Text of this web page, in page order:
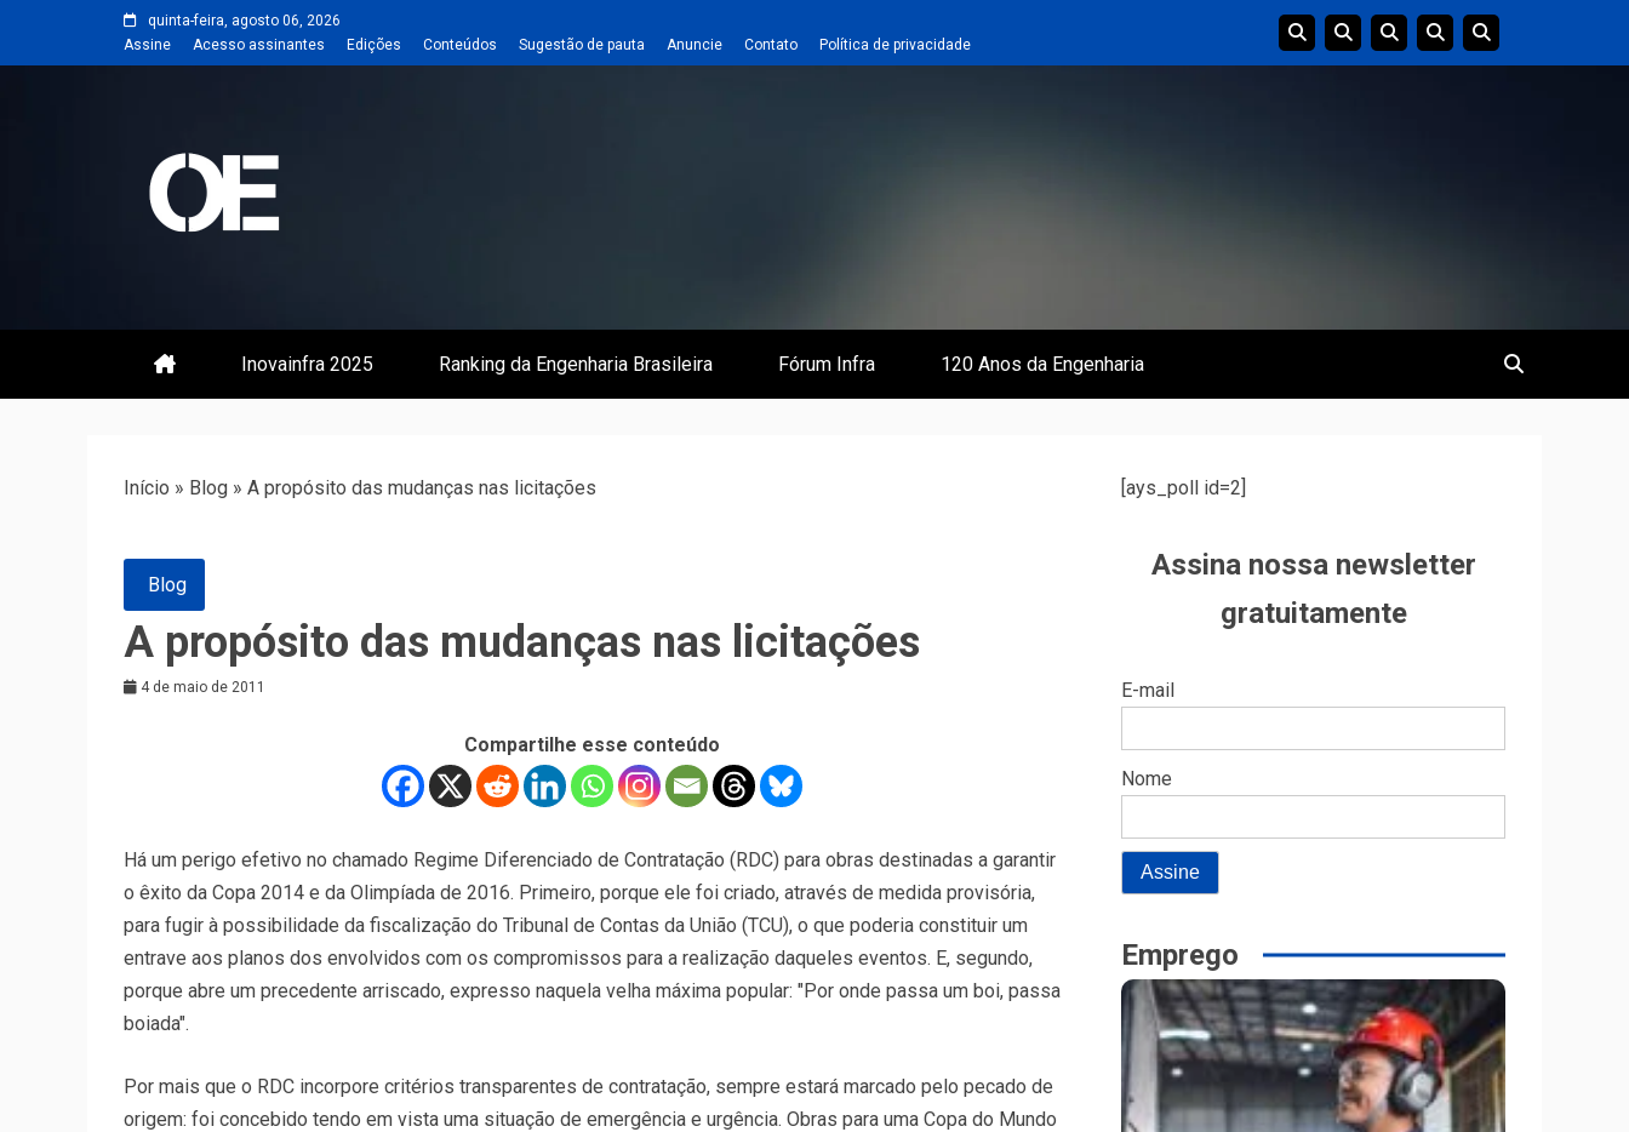
quinta-feira, agosto 06, 2026
Assine
Acesso assinantes Edições Conteúdos Sugestão de pauta Anuncie Contato Política de privacidade
Revista | O Empreiteiro
Inovainfra 2025 Ranking da Engenharia Brasileira Fórum Infra 120 Anos da Engenharia
Início » Blog » A propósito das mudanças nas licitações
Blog
A propósito das mudanças nas licitações
4 de maio de 2011
Compartilhe esse conteúdo
Há um perigo efetivo no chamado Regime Diferenciado de Contratação (RDC) para obras destinadas a garantir
o êxito da Copa 2014 e da Olimpíada de 2016. Primeiro, porque ele foi criado, através de medida provisória,
para fugir à possibilidade da fiscalização do Tribunal de Contas da União (TCU), o que poderia constituir um
entrave aos planos dos envolvidos com os compromissos para a realização daqueles eventos. E, segundo,
porque abre um precedente arriscado, expresso naquela velha máxima popular: "Por onde passa um boi, passa
boiada".
Por mais que o RDC incorpore critérios transparentes de contratação, sempre estará marcado pelo pecado de
origem: foi concebido tendo em vista uma situação de emergência e urgência. Obras para uma Copa do Mundo
[ays_poll id=2]
Assina nossa newsletter
gratuitamente
E-mail
Nome
Emprego